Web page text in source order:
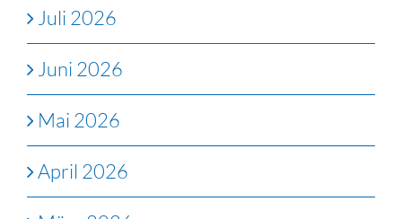
Juli 2026
Juni 2026
Mai 2026
April 2026